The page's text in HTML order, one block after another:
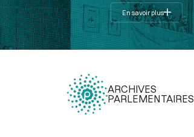
En savoir plus
ARCHIVES
PARLEMENTAIRES